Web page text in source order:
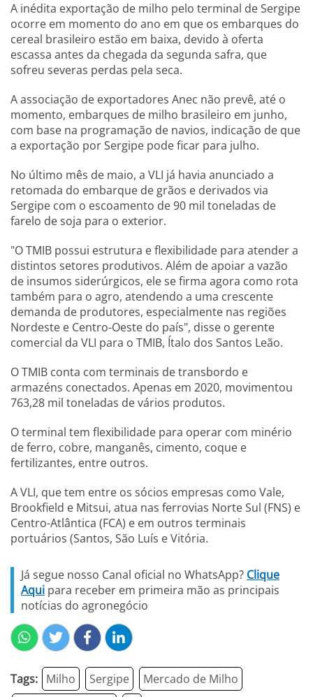
A inédita exportação de milho pelo terminal de Sergipe
ocorre em momento do ano em que os embarques do
cereal brasileiro estão em baixa, devido à oferta
escassa antes da chegada da segunda safra, que
sofreu severas perdas pela seca.
A associação de exportadores Anec não prevê, até o
momento, embarques de milho brasileiro em junho,
com base na programação de navios, indicação de que
a exportação por Sergipe pode ficar para julho.
No último mês de maio, a VLI já havia anunciado a
retomada do embarque de grãos e derivados via
Sergipe com o escoamento de 90 mil toneladas de
farelo de soja para o exterior.
"O TMIB possui estrutura e flexibilidade para atender a
distintos setores produtivos. Além de apoiar a vazão
de insumos siderúrgicos, ele se firma agora como rota
também para o agro, atendendo a uma crescente
demanda de produtores, especialmente nas regiões
Nordeste e Centro-Oeste do país", disse o gerente
comercial da VLI para o TMIB, Ítalo dos Santos Leão.
O TMIB conta com terminais de transbordo e
armazéns conectados. Apenas em 2020, movimentou
763,28 mil toneladas de vários produtos.
O terminal tem flexibilidade para operar com minério
de ferro, cobre, manganês, cimento, coque e
fertilizantes, entre outros.
A VLI, que tem entre os sócios empresas como Vale,
Brookfield e Mitsui, atua nas ferrovias Norte Sul (FNS) e
Centro-Atlântica (FCA) e em outros terminais
portuários (Santos, São Luís e Vitória.
Já segue nosso Canal oficial no WhatsApp? Clique
Aqui para receber em primeira mão as principais
notícias do agronegócio
Tags: Milho Sergipe
Mercado de Milho